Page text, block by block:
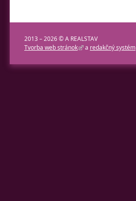
2013 – 2026 © A REALSTAV
Tvorba web stránok
a redakčný systém